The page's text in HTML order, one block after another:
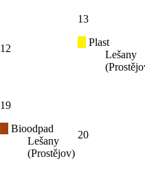
12
13
Plast
Lešany
19
Bioodpad
Lešany
(Prostějov)
20